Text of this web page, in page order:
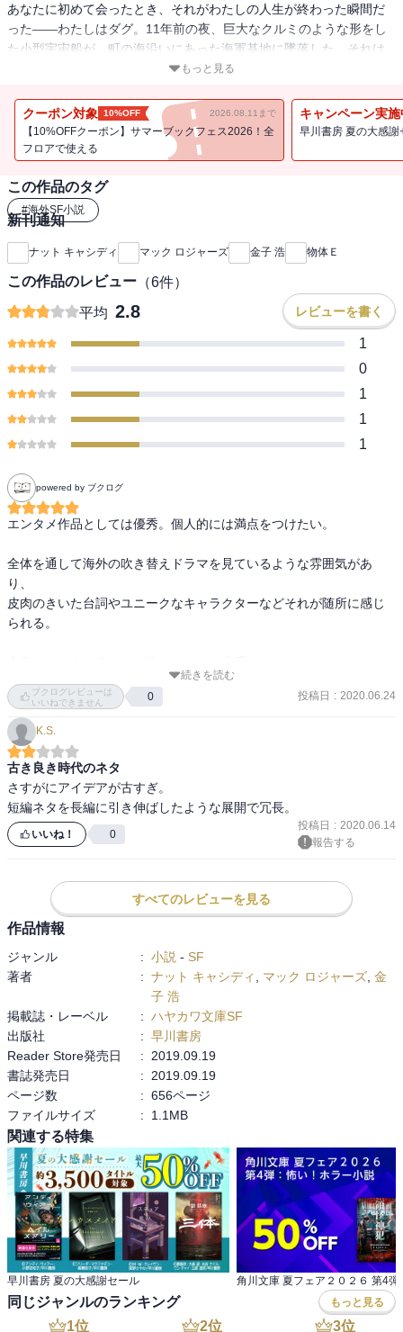
あなたに初めて会ったとき、それがわたしの人生が終わった瞬間だ
った――わたしはダグ。11年前の夜、巨大なクルミのような形をし
た小型宇宙船が、町の海沿いにあった海軍基地に墜落した。それは
やがて〈物体E〉と呼ばれるようになり、研究所に姿を変えた基地で
あの日、わたしの部下として新人警備員のあなたが配属されてき
た・・・・・・驚愕のSFサスペンス！
もっと見る
クーポン対象 10%OFF 2026.08.11まで
【10%OFFクーポン】サマーブックフェス2026！全
フロアで使える
キャンペーン実施
早川書房 夏の大感謝
この作品のタグ
#海外SF小説
新刊通知
ナット キャシディ マック ロジャーズ 金子 浩 物体Ｅ
この作品のレビュー （6件）
平均 2.8 レビューを書く
1
0
1
1
1
powered by ブクログ
エンタメ作品としては優秀。個人的には満点をつけたい。
全体を通して海外の吹き替えドラマを見ているような雰囲気があ
り、
皮肉のきいた台詞やユニークなキャラクターなどそれが随所に感じ
られる。
主人公や同僚たち、元恋人にいたるまで、丁寧かつ大胆に描写され
ている。
なので俗っぽい動機やぶっ飛んだ行動に、ツッコミを入れながらも
納得ができる。
スリルがありハラハラさせられる展開もさすがだ。
とても楽しく読ませてもらった。
あらすじを読んで惹かれた方は、ぜひ読んでみてほしい。
続きを読む
ブクログレビューは
いいねできません
0 投稿日 : 2020.06.24
K.S.
古き良き時代のネタ
さすがにアイデアが古すぎ。
短編ネタを長編に引き伸ばしたような展開で冗長。
いいね！ 0
投稿日 : 2020.06.14
報告する
すべてのレビューを見る
作品情報
ジャンル : 小説 - SF
著者
: ナット キャシディ マック ロジャーズ 金
子 浩
掲載誌・レーベル
: ハヤカワ文庫SF
出版社
: 早川書房
Reader Store発売日
:
2019.09.19
書誌発売日
:
2019.09.19
ページ数
: 656ページ
ファイルサイズ
: 1.1MB
関連する特集
早川書房 夏の大感謝セール
同じジャンルのランキング もっと見る
1位 2位 3位